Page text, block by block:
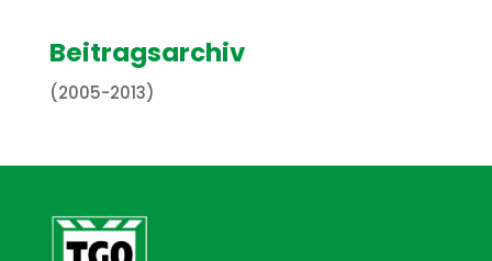
Beitragsarchiv
(2005-2013)